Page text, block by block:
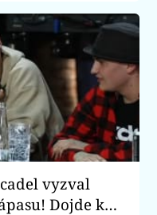
vyzval
Dojde k